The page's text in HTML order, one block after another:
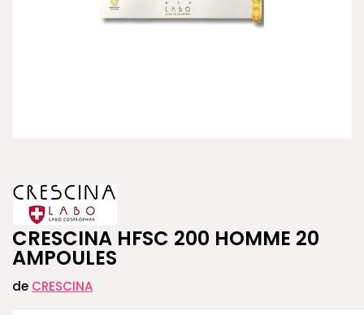
CRESCINA HFSC 200 HOMME 20
AMPOULES
de CRESCINA